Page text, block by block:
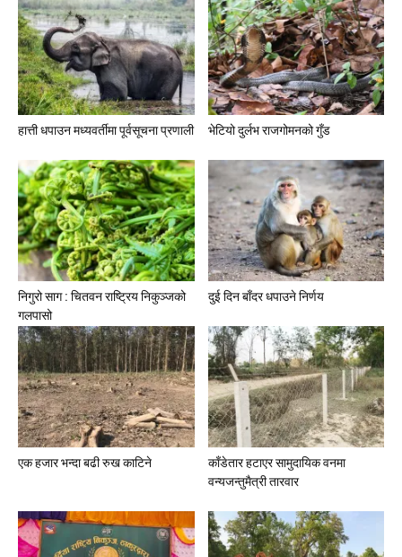
हात्ती धपाउन मध्यवर्तीमा पूर्वसूचना प्रणाली भेटियो दुर्लभ राजगोमनको गुँड
निगुरो साग : चितवन राष्ट्रिय निकुञ्जको
गलपासो
दुई दिन बाँदर धपाउने निर्णय
एक हजार भन्दा बढी रुख काटिने
काँडेतार हटाएर सामुदायिक वनमा
वन्यजन्तुमैत्री तारवार